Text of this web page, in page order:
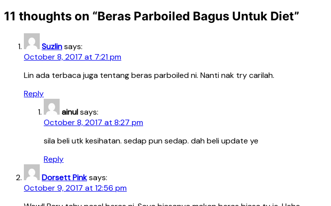
11 thoughts on “Beras Parboiled Bagus Untuk Diet”
Suzlinsays:
October 8, 2017 at 7:21 pm
Lin ada terbaca juga tentang beras parboiled ni. Nanti nak try carilah.
Reply
ainulsays:
October 8, 2017 at 8:27 pm
sila beli utk kesihatan. sedap pun sedap. dah beli update ye
Reply
Dorsett Pinksays:
October 9, 2017 at 12:56 pm